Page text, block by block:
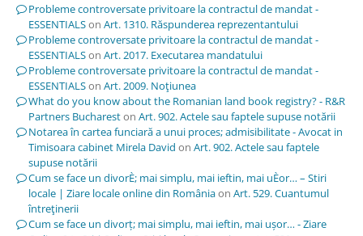
Probleme controversate privitoare la contractul de mandat -
ESSENTIALSon Art. 1310. Răspunderea reprezentantului
Probleme controversate privitoare la contractul de mandat -
ESSENTIALSon Art. 2017. Executarea mandatului
Probleme controversate privitoare la contractul de mandat -
ESSENTIALSon Art. 2009. Noţiunea
What do you know about the Romanian land book registry? - R&R
Partners Buchareston Art. 902. Actele sau faptele supuse notării
Notarea în cartea funciară a unui proces; admisibilitate - Avocat in
Timisoara cabinet Mirela David on Art. 902. Actele sau faptele
supuse notării
Cum se face un divorÈ; mai simplu, mai ieftin, mai uÈor… – Stiri
locale | Ziare locale online din Româniaon Art. 529. Cuantumul
întreţinerii
Cum se face un divorț; mai simplu, mai ieftin, mai ușor… - Ziare